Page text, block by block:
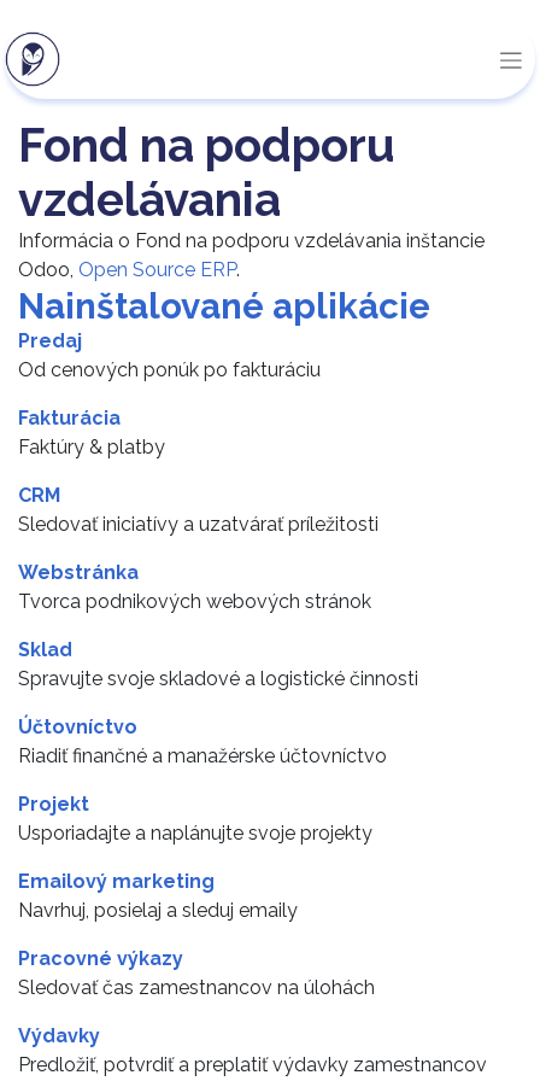
Fond na podporu
vzdelávania
Informácia o Fond na podporu vzdelávania inštancie
Odoo, Open Source ERP.
Nainštalované aplikácie
Predaj
Od cenových ponúk po fakturáciu
Fakturácia
Faktúry & platby
CRM
Sledovať iniciatívy a uzatvárať príležitosti
Webstránka
Tvorca podnikových webových stránok
Sklad
Spravujte svoje skladové a logistické činnosti
Účtovníctvo
Riadiť finančné a manažérske účtovníctvo
Projekt
Usporiadajte a naplánujte svoje projekty
Emailový marketing
Navrhuj, posielaj a sleduj emaily
Pracovné výkazy
Sledovať čas zamestnancov na úlohách
Výdavky
Predložiť, potvrdiť a preplatiť výdavky zamestnancov